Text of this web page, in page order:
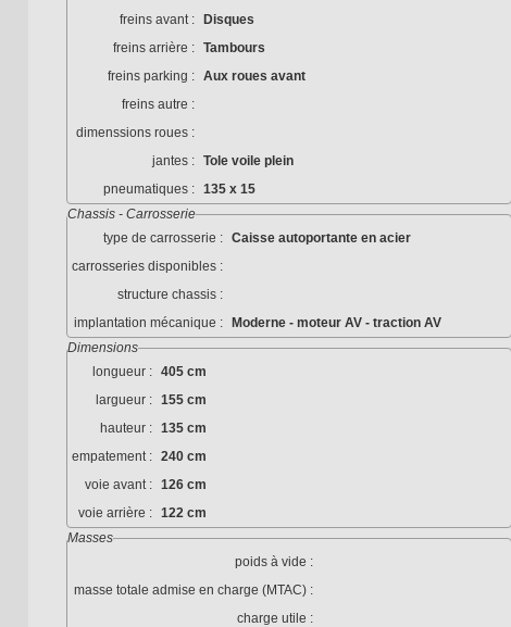
freins avant :
Disques
freins arrière : Tambours
freins parking : Aux roues avant
freins autre :
dimenssions roues :
jantes : Tole voile plein
pneumatiques : 135 x 15
Chassis - Carrosserie
type de carrosserie : Caisse autoportante en acier
carrosseries disponibles :
structure chassis :
implantation mécanique :
Moderne - moteur AV - traction AV
Dimensions
longueur : 405 cm
largueur : 155 cm
hauteur : 135 cm
empatement : 240 cm
voie avant : 126 cm
voie arrière : 122 cm
Masses
poids à vide :
masse totale admise en charge (MTAC) :
charge utile :